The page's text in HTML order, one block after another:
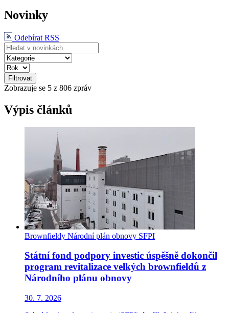
Novinky
Odebírat RSS
Filtrovat
Zobrazuje se 5 z 806 zpráv
Výpis článků
Brownfieldy Národní plán obnovy SFPI
Státní fond podpory investic úspěšně dokončil
program revitalizace velkých brownfieldů z
Národního plánu obnovy
30. 7. 2026